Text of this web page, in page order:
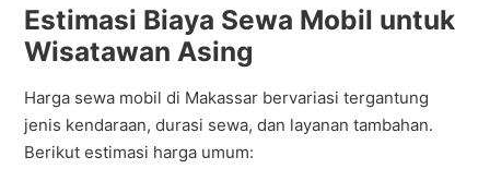
Estimasi Biaya Sewa Mobil untuk
Wisatawan Asing
Harga sewa mobil di Makassar bervariasi tergantung
jenis kendaraan, durasi sewa, dan layanan tambahan.
Berikut estimasi harga umum: